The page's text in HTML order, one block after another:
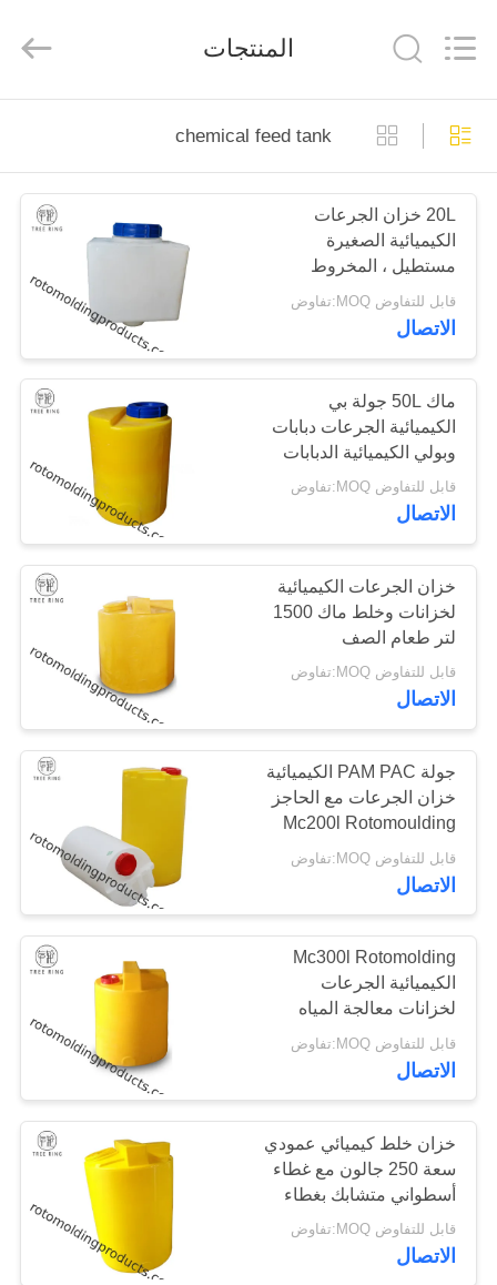
الصفحة
الرئيسية
منتجات
أشرطة
فيديو
معلومات
جولة
في
المعمل
مراقبة
الجودة
اتصل
اطلب
اقتباس
خريطة
الموقع
PRIVACY
POLICY
CO.,
المنتجات
chemical feed tank
20L خزان الجرعات
الكيميائية الصغيرة
مستطيل ، المخروط
السفلي شطف خزان
الأعلاف الكيميائية
قابل للتفاوض MOQ:تفاوض
الاتصال
ماك 50L جولة بي
الكيميائية الجرعات دبابات
وبولي الكيميائية الدبابات
مع مضخة الجرعات لا يتجزأ
قابل للتفاوض MOQ:تفاوض
الاتصال
خزان الجرعات الكيميائية
لخزانات وخلط ماك 1500
لتر طعام الصف
قابل للتفاوض MOQ:تفاوض
الاتصال
جولة PAM PAC الكيميائية
خزان الجرعات مع الحاجز
Mc200l Rotomoulding
دائم
قابل للتفاوض MOQ:تفاوض
الاتصال
Mc300l Rotomolding
الكيميائية الجرعات
لخزانات معالجة المياه
تخزين / خلط
قابل للتفاوض MOQ:تفاوض
الاتصال
خزان خلط كيميائي عمودي
سعة 250 جالون مع غطاء
أسطواني متشابك بغطاء
300 مم
قابل للتفاوض MOQ:تفاوض
الاتصال